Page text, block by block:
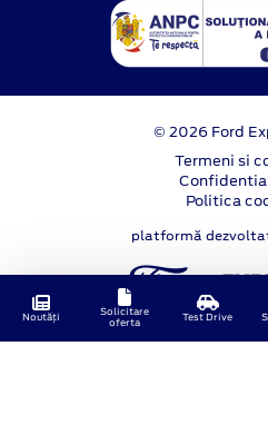
© 2026 Ford
Termeni si
Politica
platformă
Noutăți
Solicitare
oferta
Test Drive